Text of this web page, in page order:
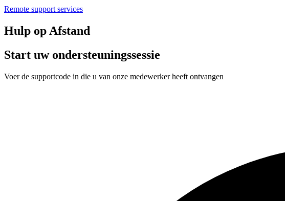
Remote support services
Hulp op Afstand
Start uw ondersteuningssessie
Voer de supportcode in die u van onze medewerker heeft ontvangen